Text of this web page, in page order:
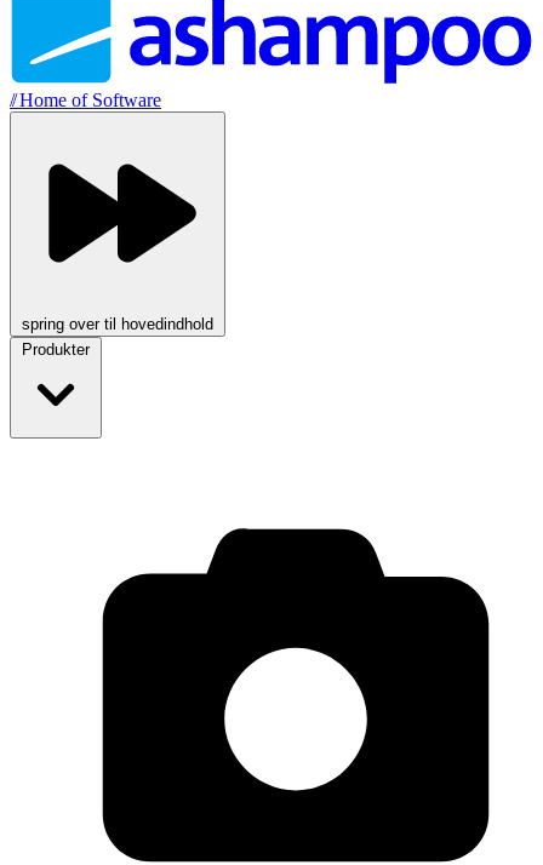
//Home of Software
spring over til hovedindhold
Produkter